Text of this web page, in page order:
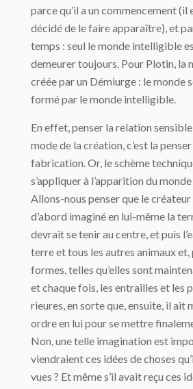
parce qu’il a un commencement (il
décidé de le faire apparaître), et
temps : seul le monde intelligible
demeurer toujours. Pour Plotin, la
créée par un Démiurge : le monde
formé par le monde intelligible.
En effet, penser la relation
mode de la création, c’est la
fabrication. Or, le schème
s’appliquer à l’ap­parition du
Allons-nous penser que le créateur
d’abord imaginé en lui-même la
devrait se tenir au centre, et puis
terre et tous les autres animaux et,
formes, telles qu’elles sont
et chaque fois, les entrailles et les
rieures, en sorte que, ensuite, il ait
ordre en lui pour se mettre
Non, une telle imagination est
viendraient ces idées de choses
vues ? Et même s’il avait reçu ces